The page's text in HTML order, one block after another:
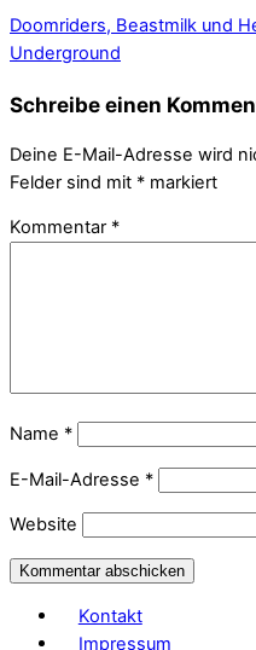
Doomriders, Beastmilk und
Underground
Schreibe einen
Deine E-Mail-Adresse wird
Felder sind mit * markiert
Kommentar *
Name *
E-Mail-Adresse *
Website
Kontakt
Impressum